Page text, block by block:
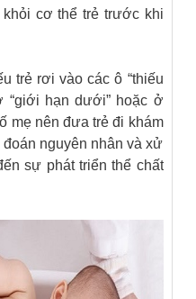
cơ thể trẻ trước khi
trẻ rơi vào các ô “thiếu
“giới hạn dưới” hoặc ở
mẹ nên đưa trẻ đi khám
nguyên nhân và xử
sự phát triển thể chất